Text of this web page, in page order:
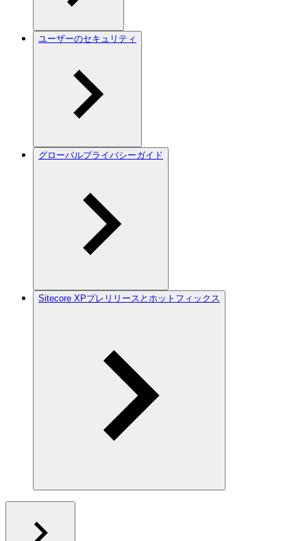
ユーザーのセキュリティ
グローバルプライバシーガイド
Sitecore XPプレリリースとホットフィックス